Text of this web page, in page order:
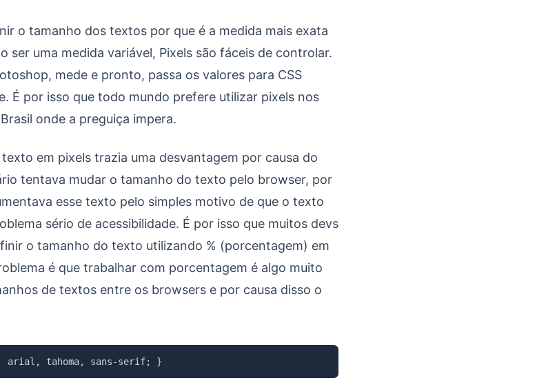
o tamanho dos textos por que é a medida mais exata
ser uma medida variável, Pixels são fáceis de controlar.
mede e pronto, passa os valores para CSS
É por isso que todo mundo prefere utilizar pixels nos
onde a preguiça impera.
em pixels trazia uma desvantagem por causa do
tentava mudar o tamanho do texto pelo browser, por
esse texto pelo simples motivo de que o texto
sério de acessibilidade. É por isso que muitos devs
o tamanho do texto utilizando % (porcentagem) em
é que trabalhar com porcentagem é algo muito
de textos entre os browsers e por causa disso o
arial , tahoma, sans-serif; }